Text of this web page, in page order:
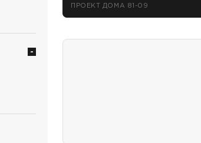
ПРОЕКТ ДОМА 81-09